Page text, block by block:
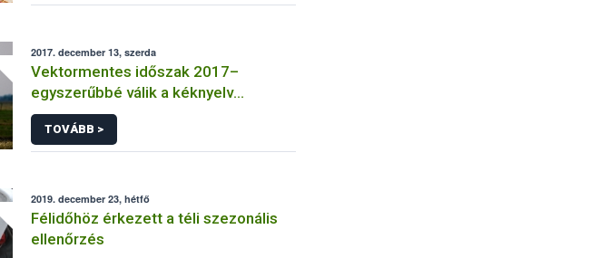
2017. december 13, szerda
Vektormentes időszak 2017–
egyszerűbbé válik a kéknyelv
betegségre fogékony állatok
kiszállítása
TOVÁBB >
2019. december 23, hétfő
Félidőhöz érkezett a téli szezonális
ellenőrzés